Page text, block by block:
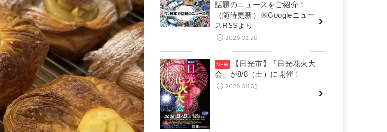
話題のニュースをご紹介！
（随時更新）※Googleニュー
スRSSより
2026.02.26
【日光市】「日光花火大
会」が8/8（土）に開催！
2026.08.05